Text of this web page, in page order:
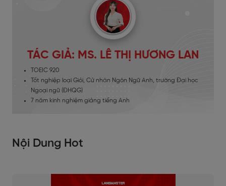
TÁC GIẢ: MS. LÊ THỊ HƯƠNG LAN
TOEIC 920
Tốt nghiệp loại Giỏi, Cử nhân Ngôn Ngữ Anh, trường Đại học
Ngoại ngữ (ĐHQG)
7 năm kinh nghiệm giảng tiếng Anh
Nội Dung Hot